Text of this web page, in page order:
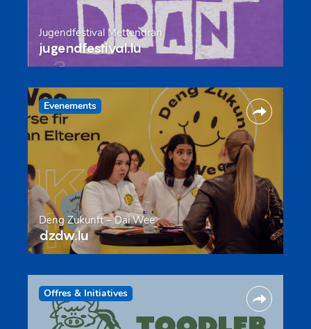
Jugendfestival Mëttendran
jugendfestival.lu
Evenements
Deng Zukunft – Däi Wee
dzdw.lu
Offres & Initiatives